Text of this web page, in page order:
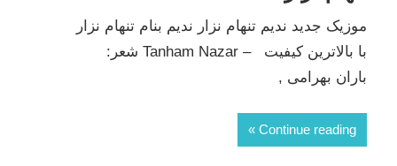
موزیک جدید ندیم تنهام نزار ندیم بنام تنهام نزار
با بالاترین کیفیت – Tanham Nazar شعر:
باران بهرامی ,
Continue reading